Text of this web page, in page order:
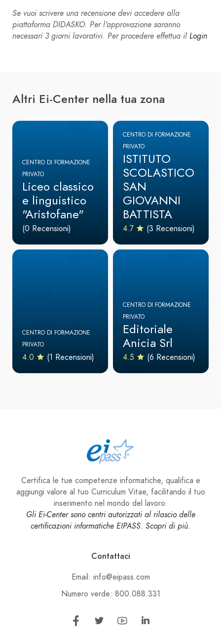
Se vuoi scrivere una recensione devi accedere alla
piattaforma DIDASKO. Per l'approvazione saranno
necessari 3 giorni lavorativi. Per procedere effettua il Login
Altri Ei-Center nella tua zona
CENTRO DI FORMAZIONE
PRIVATO
Liceo classico
e linguistico
"Aristofane"
(0 Recensioni)
CENTRO DI FORMAZIONE
PRIVATO
ISTITUTO
SCOLASTICO
SAN
GIOVANNI
BATTISTA
4.7 (3 Recensioni)
CENTRO DI FORMAZIONE
PRIVATO
4.0 (1 Recensioni)
CENTRO DI FORMAZIONE
PRIVATO
Editoriale
Anicia Srl
4.5 (6 Recensioni)
Certifica le tue competenze informatiche, qualifica e
aggiungi valore al tuo Curriculum Vitae, facilitando il tuo
inserimento nel mondo del lavoro.
Gli Ei-Center sono centri autorizzati al rilascio delle
certificazioni informatiche EIPASS. Scopri di più.
Contattaci
Email: info@eipass.com
Numero verde: 800.088.331